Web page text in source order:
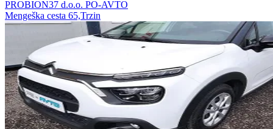
PROBION37 d.o.o. PO-AVTO
Mengeška cesta 65,Trzin